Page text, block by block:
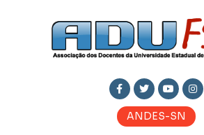
ANDES-SN